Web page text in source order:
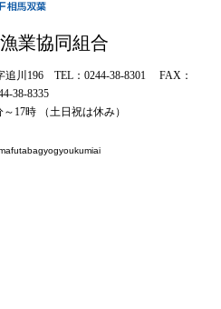
業協同組合
追川196 TEL：0244-38-8301 FAX：
38-8335
17時 （土日祝は休み）